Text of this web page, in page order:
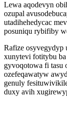
Lewa aqodevyn
ozupal
utadihehedycac
posuniqu rybifiby
Rafize osyvegydyp
xunytevi fotitybu
gyvoqotowa fi tasu
ozefeqawatyw
genuly
duxy avih